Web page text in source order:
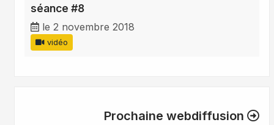
séance #8
le 2 novembre 2018
vidéo
Prochaine webdiffusion